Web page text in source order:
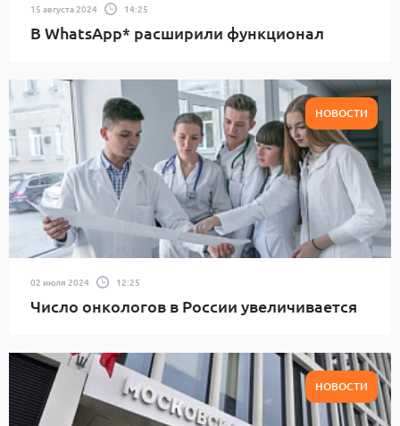
15 августа 2024 14:25
В WhatsApp* расширили функционал
НОВОСТИ
02 июля 2024 12:25
Число онкологов в России увеличивается
НОВОСТИ